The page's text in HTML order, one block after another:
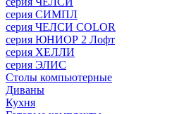
серия СИМПЛ
серия ЧЕЛСИ COLOR
серия ЮНИОР 2 Лофт
серия ХЕЛЛИ
серия ЭЛИС
Столы компьютерные
Диваны
Кухня